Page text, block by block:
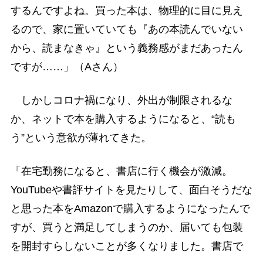
するんですよね。買った本は、物理的に目に見え
るので、家に置いていても『あの本読んでいない
から、読まなきゃ』という義務感がまだあったん
ですが……」（Aさん）
しかしコロナ禍になり、外出が制限されるな
か、ネットで本を購入するようになると、“読も
う”という意欲が薄れてきた。
「在宅勤務になると、書店に行く機会が激減。
YouTubeや書評サイトを見たりして、面白そうだな
と思った本をAmazonで購入するようになったんで
すが、買うと満足してしまうのか、届いても包装
を開封すらしないことが多くなりました。書店で